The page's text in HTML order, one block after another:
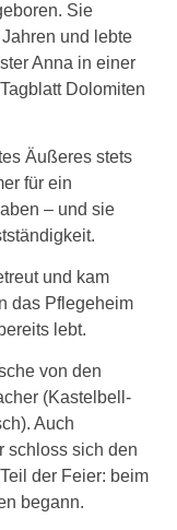
Sie
und lebte
Anna in einer
Dolomiten
Äußeres stets
für ein
– und sie
und kam
das Pflegeheim
lebt.
von den
(Kastelbell-
Auch
schloss sich den
der Feier: beim
begann.